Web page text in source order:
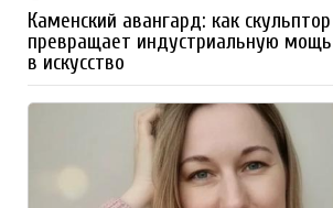
Каменский авангард: как
превращает индустриальную
в искусство